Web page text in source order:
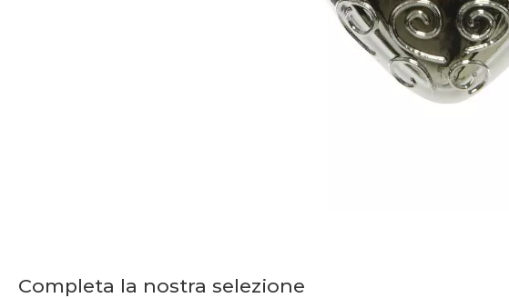
Completa la nostra selezione